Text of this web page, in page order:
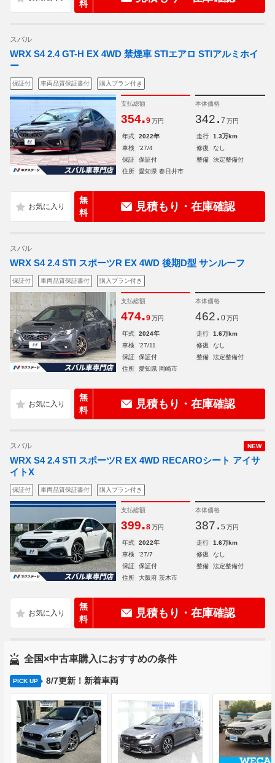
料
スバル
WRX S4 2.4 GT-H EX 4WD 禁煙車 STIエアロ STIアルミホイ
ー
保証付 車両品質保証書付 購入プラン付き
支払総額
354.9 万円
本体価格
342. 7 万円
年式 2022年 走行
1.3万km
車検
'27/4 修復
なし
保証
保証付 整備
法定整備付
住所
愛知県 春日井市
無
料
見積もり・在庫確認
スバル
WRX S4 2.4 STI スポーツR EX 4WD 後期D型 サンルーフ
保証付 車両品質保証書付 購入プラン付き
支払総額
474.9 万円
本体価格
462. 0 万円
年式 2024年 走行
1.6万km
車検
'27/11 修復
なし
保証
保証付 整備
法定整備付
住所
愛知県 岡崎市
無
料
見積もり・在庫確認
NEW
スバル
WRX S4 2.4 STI スポーツR EX 4WD RECAROシート アイサ
イトX
保証付 車両品質保証書付 購入プラン付き
支払総額
399.8 万円
本体価格
387. 5 万円
年式 2022年 走行
1.6万km
車検
'27/7 修復
なし
保証
保証付 整備
法定整備付
住所
大阪府 茨木市
無
料
見積もり・在庫確認
全国×中古車購入におすすめの条件
PICK UP 8/7更新！新着車両